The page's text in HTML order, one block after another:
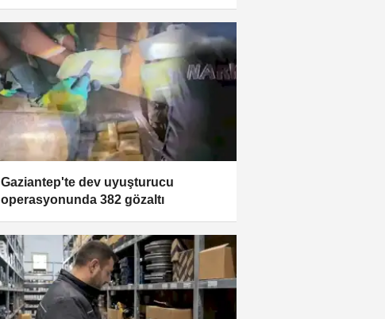
Gaziantep'te dev uyuşturucu
operasyonunda 382 gözaltı